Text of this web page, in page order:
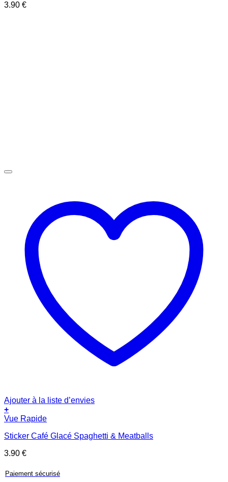
3.90 €
Ajouter à la liste d’envies
+
Vue Rapide
Sticker Café Glacé Spaghetti & Meatballs
3.90 €
Paiement sécurisé